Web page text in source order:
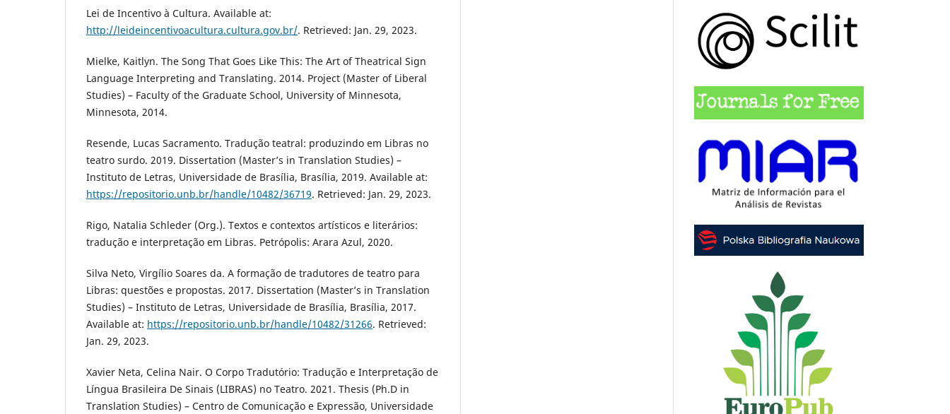
Lei de Incentivo à Cultura. Available at:
http://leideincentivoacultura.cultura.gov.br/. Retrieved: Jan. 29, 2023.
Mielke, Kaitlyn. The Song That Goes Like This: The Art of Theatrical Sign
Language Interpreting and Translating. 2014. Project (Master of Liberal
Studies) – Faculty of the Graduate School, University of Minnesota,
Minnesota, 2014.
Resende, Lucas Sacramento. Tradução teatral: produzindo em Libras no
teatro surdo. 2019. Dissertation (Master’s in Translation Studies) –
Instituto de Letras, Universidade de Brasília, Brasília, 2019. Available at:
https://repositorio.unb.br/handle/10482/36719. Retrieved: Jan. 29, 2023.
Rigo, Natalia Schleder (Org.). Textos e contextos artísticos e literários:
tradução e interpretação em Libras. Petrópolis: Arara Azul, 2020.
Silva Neto, Virgílio Soares da. A formação de tradutores de teatro para
Libras: questões e propostas. 2017. Dissertation (Master’s in Translation
Studies) – Instituto de Letras, Universidade de Brasília, Brasília, 2017.
Available at: https://repositorio.unb.br/handle/10482/31266. Retrieved:
Jan. 29, 2023.
Xavier Neta, Celina Nair. O Corpo Tradutório: Tradução e Interpretação de
Língua Brasileira De Sinais (LIBRAS) no Teatro. 2021. Thesis (Ph.D in
Translation Studies) – Centro de Comunicação e Expressão, Universidade